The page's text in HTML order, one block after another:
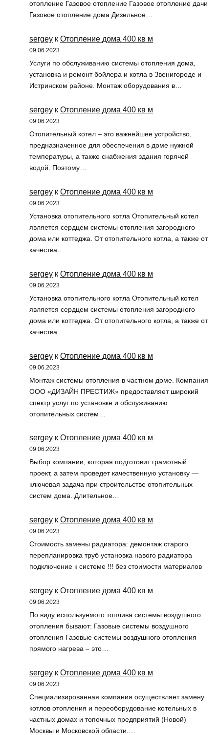
отопление Газовое отопление Газовое отопление дачи
Газовое отопление дома Дизельное…
sergey к Отопление дома 400 кв м
09.06.2023
Услуги по обслуживанию системы отопления дома,
установка и ремонт бойлера и котла в Звенигороде и
Истринском районе. Монтаж оборудования в…
sergey к Отопление дома 400 кв м
09.06.2023
Отопительный котел – это важнейшее устройство,
предназначенное для обеспечения в доме нужной
температуры, а также снабжения здания горячей
водой. Поэтому…
sergey к Отопление дома 400 кв м
09.06.2023
Установка отопительного котла Отопительный котел
является сердцем системы отопления загородного
дома или коттеджа. От отопительного котла, а также от
качества…
sergey к Отопление дома 400 кв м
09.06.2023
Установка отопительного котла Отопительный котел
является сердцем системы отопления загородного
дома или коттеджа. От отопительного котла, а также от
качества…
sergey к Отопление дома 400 кв м
09.06.2023
Монтаж системы отопления в частном доме. Компания
ООО «ДИЗАЙН ПРЕСТИЖ» предоставляет широкий
спектр услуг по установке и обслуживанию
отопительных систем…
sergey к Отопление дома 400 кв м
09.06.2023
Выбор компании, которая подготовит грамотный
проект, а затем проведет качественную установку —
ключевая задача при строительстве отопительных
систем дома. Длительное…
sergey к Отопление дома 400 кв м
09.06.2023
Стоимость замены радиатора: демонтаж старого
перепланировка труб установка навого радиатора
подключение к системе !!! без стоимости материалов
sergey к Отопление дома 400 кв м
09.06.2023
По виду используемого топлива системы воздушного
отопления бывают: Газовые системы воздушного
отопления Газовые системы воздушного отопления
прямого нагрева – это…
sergey к Отопление дома 400 кв м
09.06.2023
Специализированная компания осуществляет замену
котлов отопления и переоборудование котельных в
частных домах и топочных предприятий (Новой)
Москвы и Московской области.…